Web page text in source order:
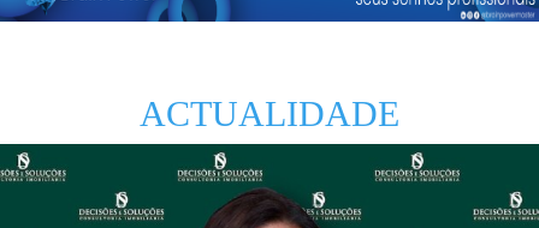
ACTUALIDADE